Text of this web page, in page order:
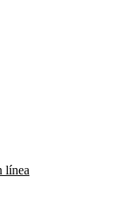
línea